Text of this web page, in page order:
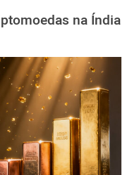
na Índia